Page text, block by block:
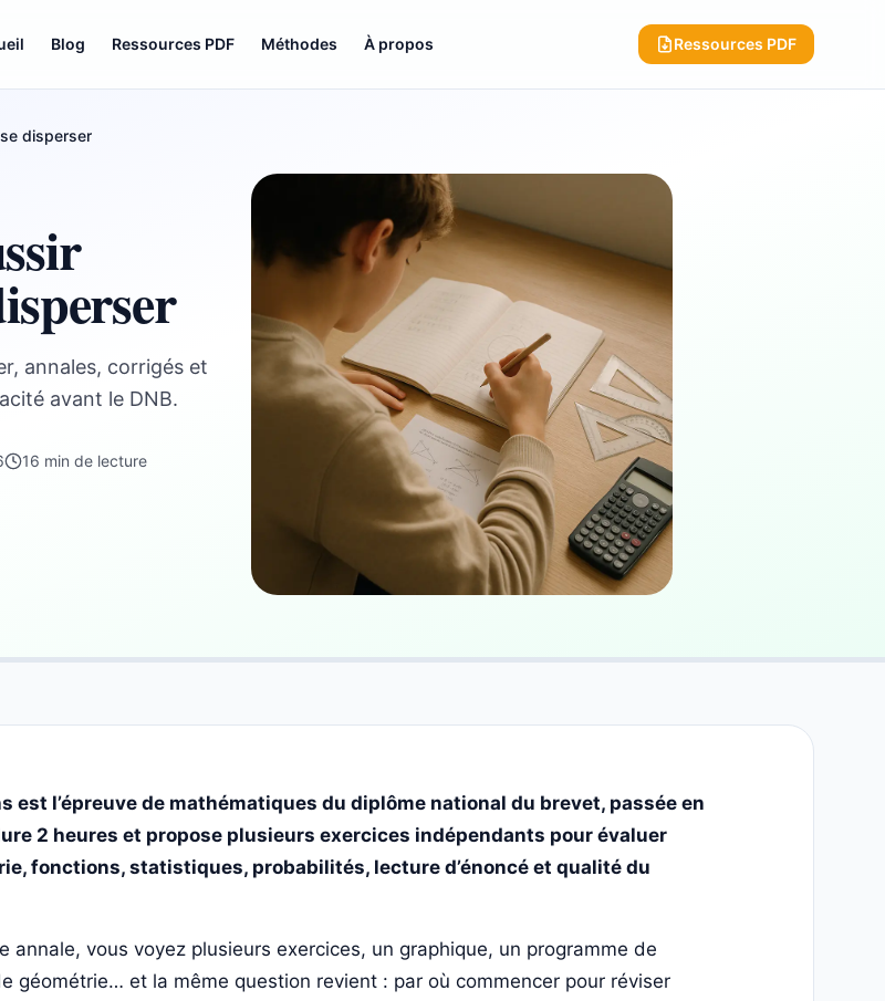
Blog Ressources PDF Méthodes À propos Ressources PDF
disperser
annales, corrigés et
avant le DNB.
16 min de lecture
est l’épreuve de mathématiques du diplôme national du brevet, passée en
2 heures et propose plusieurs exercices indépendants pour évaluer
fonctions, statistiques, probabilités, lecture d’énoncé et qualité du
annale, vous voyez plusieurs exercices, un graphique, un programme de
géométrie… et la même question revient : par où commencer pour réviser